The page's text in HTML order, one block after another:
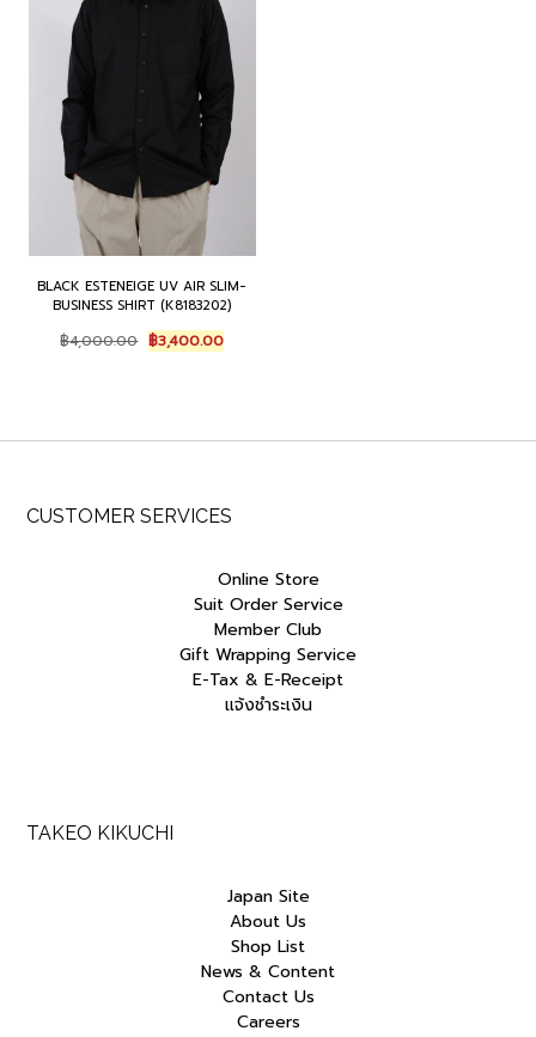
BLACK ESTENEIGE UV AIR SLIM-
BUSINESS SHIRT (K8183202)
฿4,000.00 Original
price
฿3,400.00Current
price
CUSTOMER SERVICES
Online Store
Suit Order Service
Member Club
Gift Wrapping Service
E-Tax & E-Receipt
แจ้งชำระเงิน
TAKEO KIKUCHI
Japan Site
About Us
Shop List
News & Content
Contact Us
Careers